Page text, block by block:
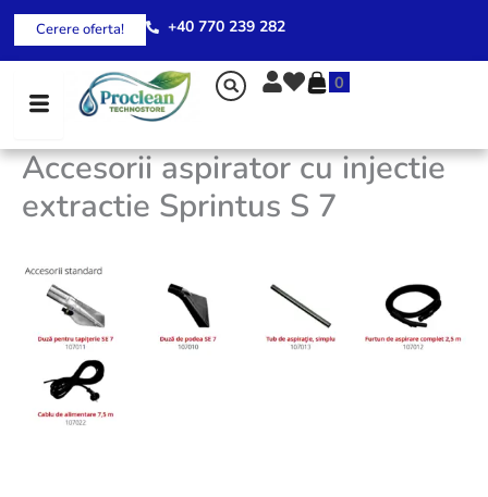
Skip
content
Cerere oferta! +40 770 239 282
0
Accesorii aspirator cu injectie
extractie Sprintus S 7